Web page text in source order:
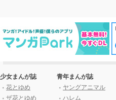
少女まんが誌
花とゆめ
ザ花とゆめ
青年まんが誌
ヤングアニマル
ハレム